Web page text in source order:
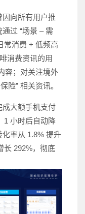
向所有用户推
过 “场景 – 需
常消费 + 低频高
消费资讯的用
容；对关注境外
险” 相关资讯。
成大额手机支付
1 小时后自动降
率从 1.8% 提升
长 292%，彻底